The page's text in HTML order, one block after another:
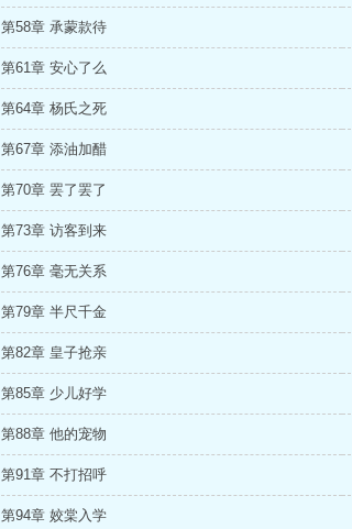
第58章 承蒙款待
第61章 安心了么
第64章 杨氏之死
第67章 添油加醋
第70章 罢了罢了
第73章 访客到来
第76章 毫无关系
第79章 半尺千金
第82章 皇子抢亲
第85章 少儿好学
第88章 他的宠物
第91章 不打招呼
第94章 姣棠入学